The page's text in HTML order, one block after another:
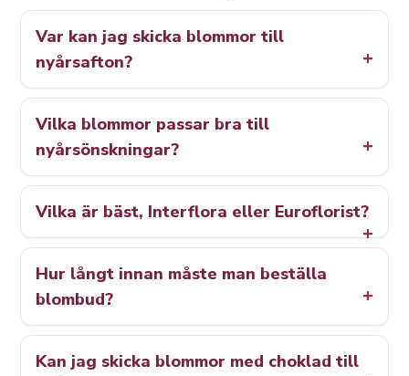
Var kan jag skicka blommor till
nyårsafton?
Vilka blommor passar bra till
nyårsönskningar?
Vilka är bäst, Interflora eller Euroflorist?
Hur långt innan måste man beställa
blombud?
Kan jag skicka blommor med choklad till